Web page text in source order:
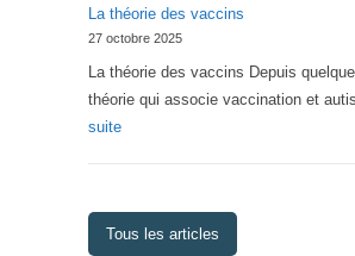
La théorie des vaccins
27 octobre 2025
La théorie des vaccins Depuis
théorie qui associe vaccination et
suite:
des
vaccins
Tous les articles